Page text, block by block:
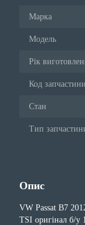
Марка
Модель
Рік
Код запчастини
Стан
Тип
Опис
VW Passat B7
TSI оригінал б/у